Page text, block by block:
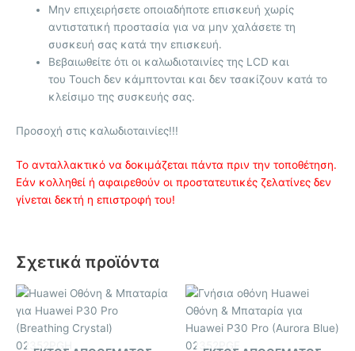
Μην επιχειρήσετε οποιαδήποτε επισκευή χωρίς
αντιστατική προστασία για να μην χαλάσετε τη
συσκευή σας κατά την επισκευή.
Βεβαιωθείτε ότι οι καλωδιοταινίες της LCD και
του Touch δεν κάμπτονται και δεν τσακίζουν κατά το
κλείσιμο της συσκευής σας.
Προσοχή στις καλωδιοταινίες!!!
Το ανταλλακτικό να δοκιμάζεται πάντα πριν την τοποθέτηση.
Εάν κολληθεί ή αφαιρεθούν οι προστατευτικές ζελατίνες δεν
γίνεται δεκτή η επιστροφή του!
Σχετικά προϊόντα